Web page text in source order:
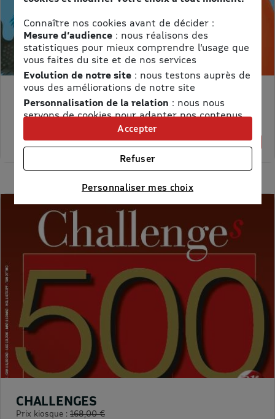
18% de remise
MON PETIT SCIENCE ET VIE AVEC NANO
Prix kiosque :
71,40 €
58,65 €
CHALLENGES
Prix kiosque : 168,00 €
Connaître nos cookies avant de décider :
Mesure d’audience: nous réalisons des
statistiques pour mieux comprendre l’usage que
vous faites du site et de nos services
Evolution de notre site: nous testons auprès de
vous des améliorations de notre site
Personnalisation de la relation : nous nous
servons de cookies pour adapter nos contenus
et personnaliser nos offres
Univers publicitaire: nous utilisons avec nos
partenaires des cookies pour afficher des
publicités personnalisées
Connaître notre politique cookies et la liste de nos
Personnaliser mes choix
Refuser
Accepter